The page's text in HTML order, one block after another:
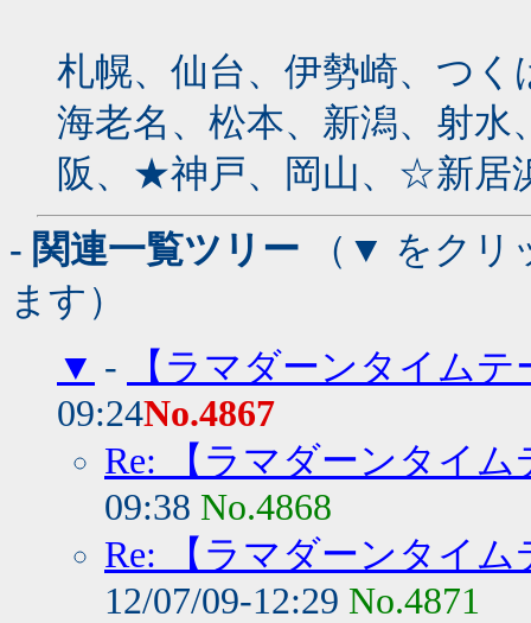
札幌、仙台、伊勢崎、つ
海老名、松本、新潟、射
阪、★神戸、岡山、☆新居
- 関連一覧ツリー （▼ をクリ
ます）
▼ -
【ラマダーンタイム
09:24No.4867
Re: 【ラマダーンタイム
09:38 No.4868
Re: 【ラマダーンタイム
12/07/09-12:29 No.4871